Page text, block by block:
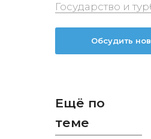
Государство и
Обсудить
Ещё по
теме